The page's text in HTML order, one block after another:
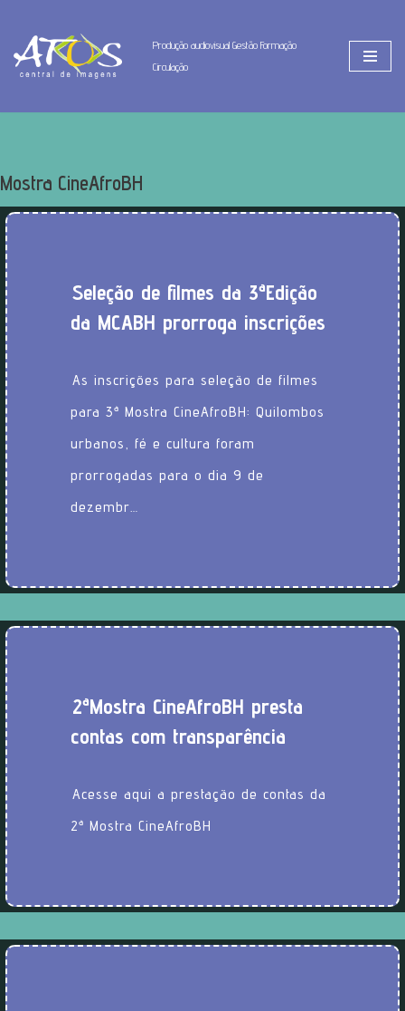
Pular
para
conteúdo
Produção audiovisual Gestão Formação
Circulação
Mostra CineAfroBH
Seleção de filmes da 3ª Edição
da MCABH prorroga inscrições
As inscrições para seleção de filmes
para 3ª Mostra CineAfroBH: Quilombos
urbanos, fé e cultura foram
prorrogadas para o dia 9 de
dezembr…
2ª Mostra CineAfroBH presta
contas com transparência
Acesse aqui a prestação de contas da
2ª Mostra CineAfroBH